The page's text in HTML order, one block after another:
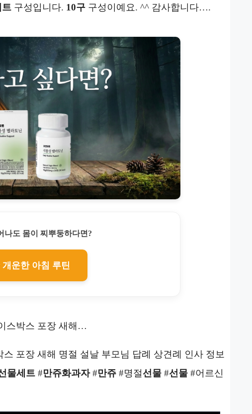
트 구성입니다. 10구 구성이예요. ^^ 감사합니다….
나도 몸이 찌뿌둥하다면?
개운한 아침 루틴
스박스 포장 새해…
스 포장 새해 명절 설날 부모님 답례 상견례 인사 정보
물세트 #만쥬화과자#만쥬 #명절선물 #선물 #어르신